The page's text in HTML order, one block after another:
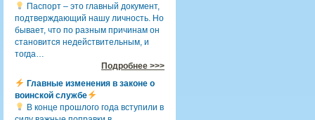
Паспорт – это главный документ,
подтверждающий нашу личность. Но
бывает, что по разным причинам он
становится недействительным, и
тогда…
Подробнее >>>
Главные изменения в законе о
воинской службе
В конце прошлого года вступили в